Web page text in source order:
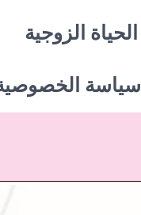
الحياة الزوجية
سياسة